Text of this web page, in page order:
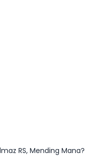
RS, Mending Mana?